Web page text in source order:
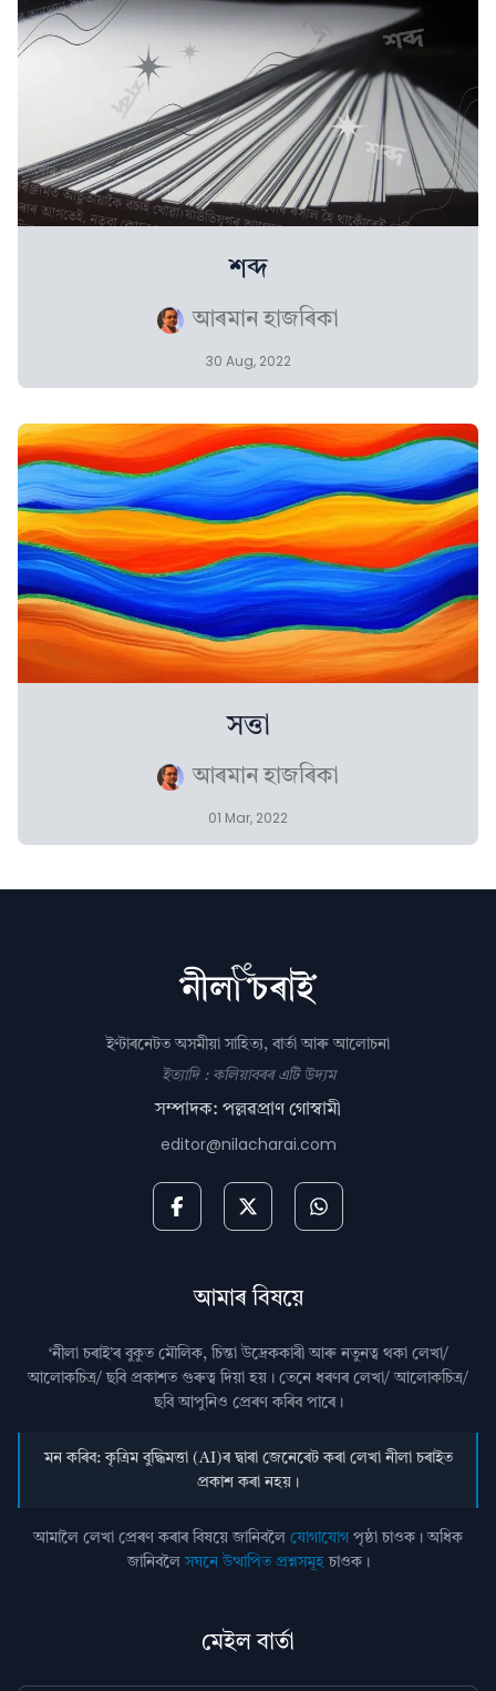
শব্দ
আৰমান হাজৰিকা
30 Aug, 2022
সত্তা
আৰমান হাজৰিকা
01 Mar, 2022
ইণ্টাৰনেটত অসমীয়া সাহিত্য, বাৰ্তা আৰু আলোচনা
ইত্যাদি : কলিয়াবৰৰ এটি উদ্যম
সম্পাদক: পল্লৱপ্ৰাণ গোস্বামী
editor@nilacharai.com
আমাৰ বিষয়ে
‘নীলা চৰাই’ৰ বুকুত মৌলিক, চিন্তা উদ্রেককাৰী আৰু নতুনত্ব থকা লেখা/
আলোকচিত্ৰ/ ছবি প্রকাশত গুৰুত্ব দিয়া হয়। তেনে ধৰণৰ লেখা/ আলোকচিত্ৰ/
ছবি আপুনিও প্রেৰণ কৰিব পাৰে।
মন কৰিব: কৃত্ৰিম বুদ্ধিমত্তা (AI)ৰ দ্বাৰা জেনেৰেট কৰা লেখা নীলা চৰাইত
প্ৰকাশ কৰা নহয়।
আমালৈ লেখা প্ৰেৰণ কৰাৰ বিষয়ে জানিবলৈ যোগাযোগ পৃষ্ঠা চাওক। অধিক
জানিবলৈসঘনে উত্থাপিত প্ৰশ্নসমূহচাওক।
মেইল বাৰ্তা